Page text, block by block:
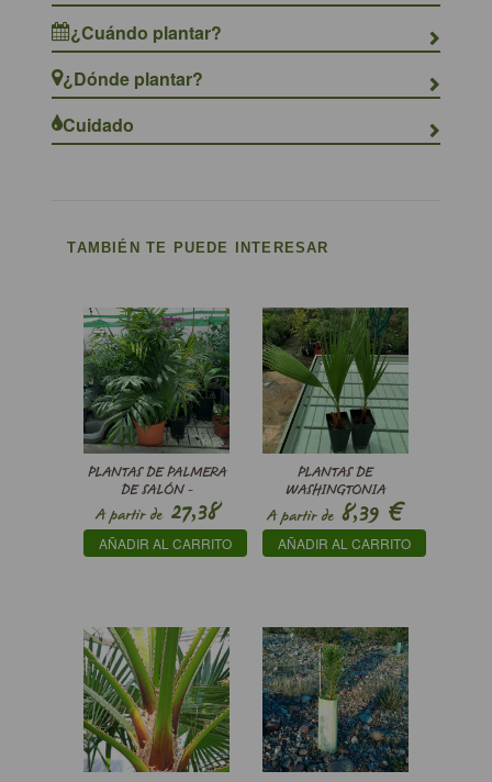
¿Cuándo plantar?
¿Dónde plantar?
Cuidado
TAMBIÉN TE PUEDE INTERESAR
PLANTAS DE PALMERA
DE SALÓN -
CHAMAEDOREA
ELEGANS
A partir de27,38
€
AÑADIR AL CARRITO
PLANTAS DE
WASHINGTONIA
MEJICANA -
WASHINGTONIA
ROBUSTA
A partir de8,39 €
AÑADIR AL CARRITO